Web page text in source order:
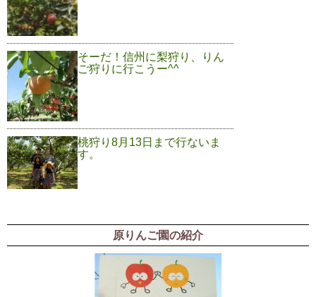
そーだ！信州に梨狩り、りん
ご狩りに行こうー^^
桃狩り8月13日まで行ないま
す。
原りんご園の紹介